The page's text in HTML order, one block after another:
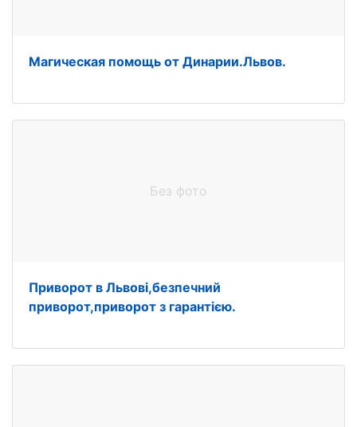
Магическая помощь от Динарии.Львов.
Без фото
Приворот в Львові,безпечний
приворот,приворот з гарантією.